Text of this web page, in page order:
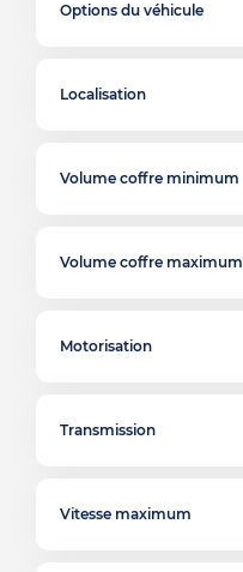
Options du véhicule
Localisation
Volume coffre minimum
Volume coffre maximum
Motorisation
Transmission
Vitesse maximum